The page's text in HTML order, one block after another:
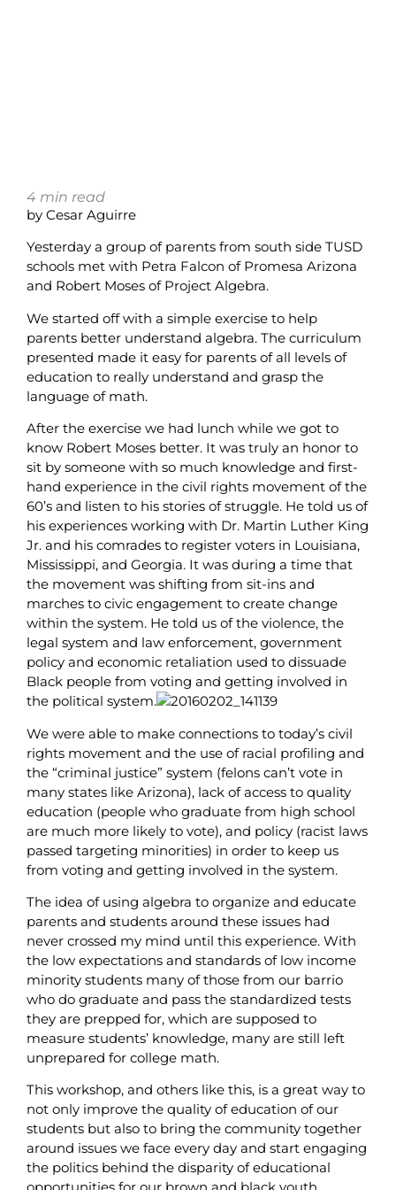
4 min read
by Cesar Aguirre
Yesterday a group of parents from south side TUSD
schools met with Petra Falcon of Promesa Arizona
and Robert Moses of Project Algebra.
We started off with a simple exercise to help
parents better understand algebra. The curriculum
presented made it easy for parents of all levels of
education to really understand and grasp the
language of math.
After the exercise we had lunch while we got to
know Robert Moses better. It was truly an honor to
sit by someone with so much knowledge and first-
hand experience in the civil rights movement of the
60’s and listen to his stories of struggle. He told us of
his experiences working with Dr. Martin Luther King
Jr. and his comrades to register voters in Louisiana,
Mississippi, and Georgia. It was during a time that
the movement was shifting from sit-ins and
marches to civic engagement to create change
within the system. He told us of the violence, the
legal system and law enforcement, government
policy and economic retaliation used to dissuade
Black people from voting and getting involved in
the political system.
We were able to make connections to today’s civil
rights movement and the use of racial profiling and
the “criminal justice” system (felons can’t vote in
many states like Arizona), lack of access to quality
education (people who graduate from high school
are much more likely to vote), and policy (racist laws
passed targeting minorities) in order to keep us
from voting and getting involved in the system.
The idea of using algebra to organize and educate
parents and students around these issues had
never crossed my mind until this experience. With
the low expectations and standards of low income
minority students many of those from our barrio
who do graduate and pass the standardized tests
they are prepped for, which are supposed to
measure students’ knowledge, many are still left
unprepared for college math.
This workshop, and others like this, is a great way to
not only improve the quality of education of our
students but also to bring the community together
around issues we face every day and start engaging
the politics behind the disparity of educational